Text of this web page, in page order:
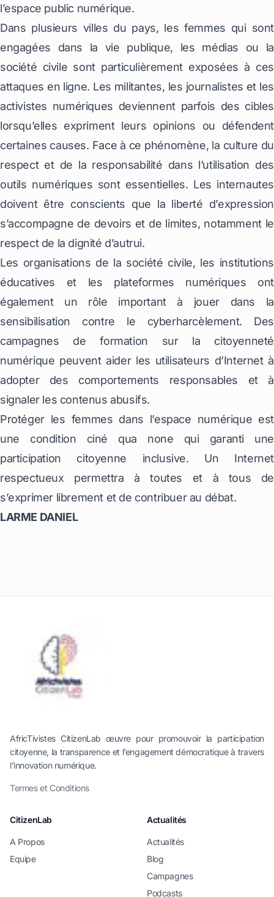
l’espace public numérique.
Dans plusieurs villes du pays, les femmes qui sont
engagées dans la vie publique, les médias ou la
société civile sont particulièrement exposées à ces
attaques en ligne. Les militantes, les journalistes et les
activistes numériques deviennent parfois des cibles
lorsqu’elles expriment leurs opinions ou défendent
certaines causes. Face à ce phénomène, la culture du
respect et de la responsabilité dans l’utilisation des
outils numériques sont essentielles. Les internautes
doivent être conscients que la liberté d’expression
s’accompagne de devoirs et de limites, notamment le
respect de la dignité d’autrui.
Les organisations de la société civile, les institutions
éducatives et les plateformes numériques ont
également un rôle important à jouer dans la
sensibilisation contre le cyberharcèlement. Des
campagnes de formation sur la citoyenneté
numérique peuvent aider les utilisateurs d’Internet à
adopter des comportements responsables et à
signaler les contenus abusifs.
Protéger les femmes dans l’espace numérique est
une condition ciné qua none qui garanti une
participation citoyenne inclusive. Un Internet
respectueux permettra à toutes et à tous de
s’exprimer librement et de contribuer au débat.
LARME DANIEL
AfricTivistes CitizenLab œuvre pour promouvoir la participation
citoyenne, la transparence et l’engagement démocratique à travers
l’innovation numérique.
Termes et Conditions
CitizenLab
A Propos
Equipe
Actualités
Actualités
Blog
Campagnes
Podcasts